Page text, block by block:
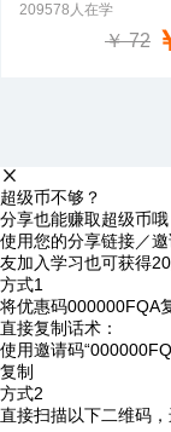
免费试学
209578人在学
￥ 72
超级币不够？
分享也能赚取超级币哦
使用您的分享链接／
友加入学习也可获得
方式1
将优惠码000000FQA
直接复制话术：
使用邀请码
复制
方式2
直接扫描以下二维码